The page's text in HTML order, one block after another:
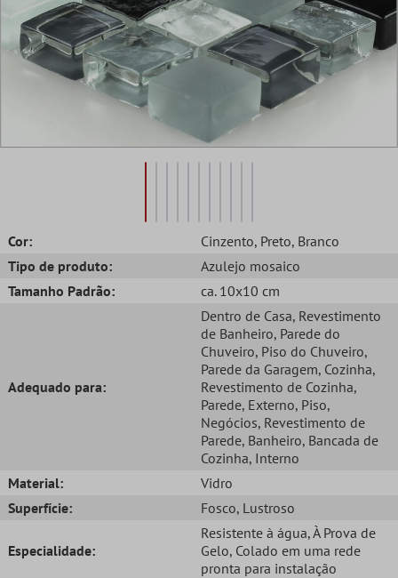
Cor: Cinzento, Preto, Branco
Tipo de produto:
Azulejo mosaico
Tamanho Padrão:
ca. 10x10 cm
Adequado para:
Dentro de Casa, Revestimento
de Banheiro, Parede do
Chuveiro, Piso do Chuveiro,
Parede da Garagem, Cozinha,
Revestimento de Cozinha,
Parede, Externo, Piso,
Negócios, Revestimento de
Parede, Banheiro, Bancada de
Cozinha, Interno
Material:
Vidro
Superfície:
Fosco, Lustroso
Especialidade:
Resistente à água, À Prova de
Gelo, Colado em uma rede
pronta para instalação